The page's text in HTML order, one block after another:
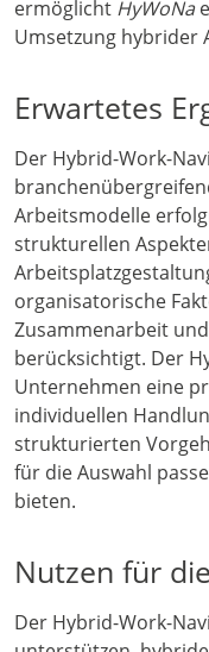
ermöglicht HyWoNa
Umsetzung hybrider
Erwartetes
Der Hybrid-Work-
Arbeitsmodelle
strukturellen
organisatorische
Zusammenarbeit
berücksichtigt. Der
Unternehmen eine
individuellen
strukturierten
für die Auswahl
bieten.
Nutzen für
Der Hybrid-Work-